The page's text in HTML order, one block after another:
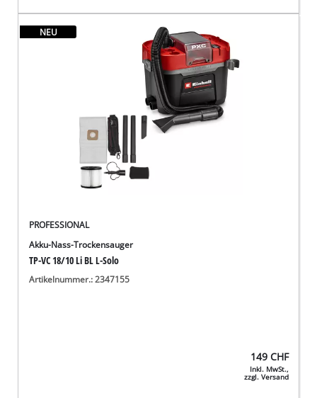
NEU
PROFESSIONAL
Akku-Nass-Trockensauger
TP-VC 18/10 Li BL L-Solo
Artikelnummer.: 2347155
149 CHF
Inkl. MwSt.,
zzgl. Versand